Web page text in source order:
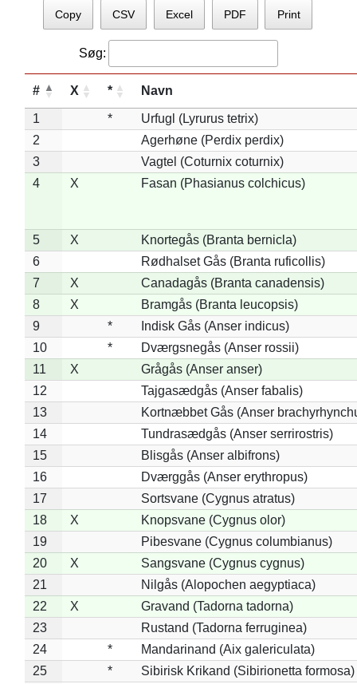
Copy CSV Excel PDF Print
Søg:
# X * Navn
1 *
Urfugl (Lyrurus tetrix)
2
Agerhøne (Perdix perdix)
3
Vagtel (Coturnix coturnix)
4
X Fasan (Phasianus colchicus)
5 X
Knortegås (Branta bernicla)
6
Rødhalset Gås (Branta ruficollis)
7
X
Canadagås (Branta canadensis)
8
X
Bramgås (Branta leucopsis)
9
*
Indisk Gås (Anser indicus)
10
*
Dværgsnegås (Anser rossii)
11
X
Grågås (Anser anser)
12
Tajgasædgås (Anser fabalis)
13
Kortnæbbet Gås (Anser
14
Tundrasædgås (Anser serrirostris)
15
Blisgås (Anser albifrons)
16
Dværggås (Anser erythropus)
17
Sortsvane (Cygnus atratus)
18
X
Knopsvane (Cygnus olor)
19
Pibesvane (Cygnus columbianus)
20
X
Sangsvane (Cygnus cygnus)
21
Nilgås (Alopochen aegyptiaca)
22
X
Gravand (Tadorna tadorna)
23
Rustand (Tadorna ferruginea)
24
*
Mandarinand (Aix galericulata)
25
*
Sibirisk Krikand (Sibirionetta formosa)